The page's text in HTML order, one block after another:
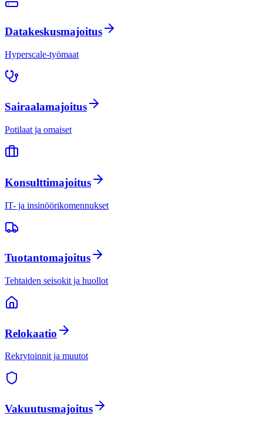
Datakeskusmajoitus
Hyperscale-työmaat
Sairaalamajoitus
Potilaat ja omaiset
Konsulttimajoitus
IT- ja insinöörikomennukset
Tuotantomajoitus
Tehtaiden seisokit ja huollot
Relokaatio
Rekrytoinnit ja muutot
Vakuutusmajoitus